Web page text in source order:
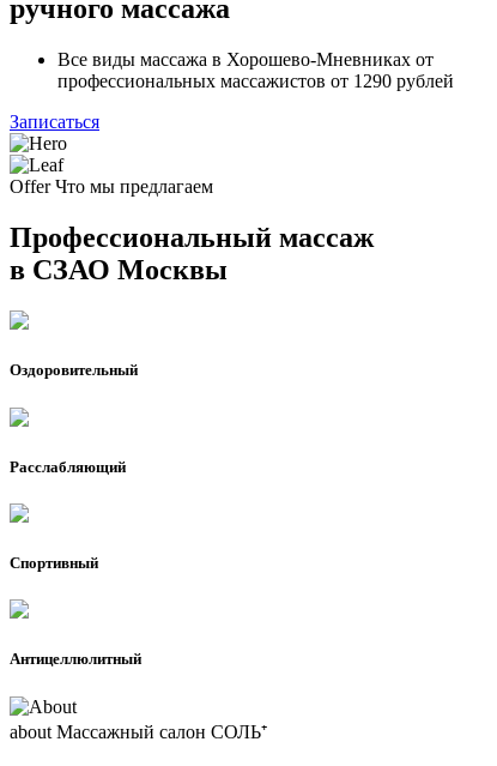
ручного массажа
Все виды массажа в Хорошево-Мневниках от
профессиональных массажистов от 1290 рублей
Записаться
Offer Что мы предлагаем
Профессиональный массаж
в СЗАО Москвы
Оздоровительный
Расслабляющий
Спортивный
Антицеллюлитный
about Массажный салон СОЛЬ⁺